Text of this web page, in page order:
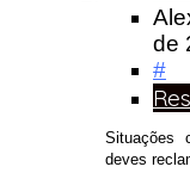
de
#
Situações
deves